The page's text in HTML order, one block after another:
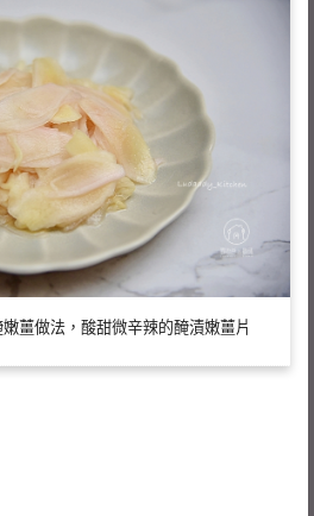
薑做法，酸甜微辛辣的醃漬嫩薑片